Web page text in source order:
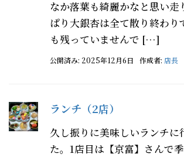
なか落葉も綺麗かなと思い走
ぱり大銀杏は全て散り終わり
も残っていませんで […]
公開済み: 2025年12月6日 作成者: 店長
ランチ（2店）
久し振りに美味しいランチに
た。1店目は【京富】さんで